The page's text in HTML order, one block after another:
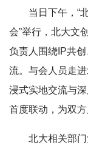
当日下午，“
会”举行，北大文
负责人围绕IP共
流。与会人员走
浸式实地交流与
首度联动，为双
北大相关部门